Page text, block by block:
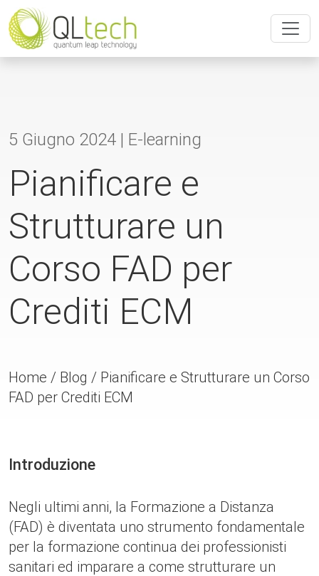
5 Giugno 2024 | E-learning
Pianificare e
Strutturare un
Corso FAD per
Crediti ECM
Home / Blog / Pianificare e Strutturare un Corso
FAD per Crediti ECM
Introduzione
Negli ultimi anni, la Formazione a Distanza
(FAD) è diventata uno strumento fondamentale
per la formazione continua dei professionisti
sanitari ed imparare a come strutturare un